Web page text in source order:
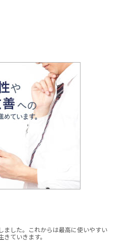
ました。これからは最高に使いやすい
きていきます。